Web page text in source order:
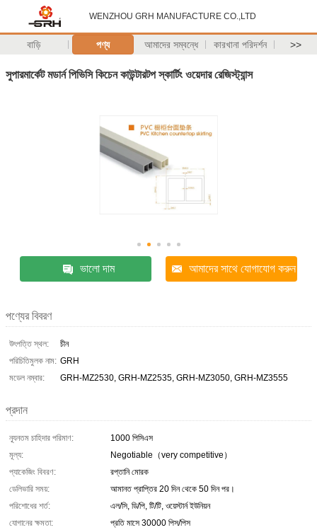
WENZHOU GRH MANUFACTURE CO.,LTD
বাড়ি পণ্য আমাদের সম্বন্ধে কারখানা পরিদর্শন >>
সুপারমার্কেট মডার্ন পিভিসি কিচেন কাউন্টারটপ স্কার্টিং ওয়েদার রেজিস্ট্যান্স
ভালো দাম আমাদের সাথে যোগাযোগ করুন
পণ্যের বিবরণ
উৎপত্তি স্থল:
চীন
পরিচিতিমুলক নাম: GRH
মডেল নম্বার:
GRH-MZ2530, GRH-MZ2535, GRH-MZ3050, GRH-MZ3555
প্রদান
ন্যূনতম চাহিদার পরিমাণ:
1000 পিসিএস
মূল্য:
Negotiable（very competitive）
প্যাকেজিং বিবরণ:
রপ্তানি মোরক
ডেলিভারি সময়:
আমানত প্রাপ্তির 20 দিন থেকে 50 দিন পর।
পরিশোধের শর্ত:
এল/সি, ডি/পি, টি/টি, ওয়েস্টার্ন ইউনিয়ন
যোগানের ক্ষমতা:
প্রতি মাসে 30000 পিস/পিস